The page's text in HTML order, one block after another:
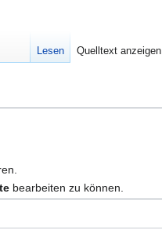
bearbeiten zu können.
Lesen Quelltext anzeigen